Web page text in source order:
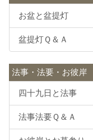
お盆と盆提灯
盆提灯Ｑ＆Ａ
法事・法要・お彼岸
四十九日と法事
法事法要Ｑ＆Ａ